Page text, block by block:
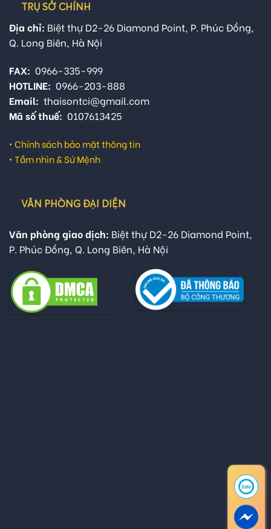
TRỤ SỞ CHÍNH
Địa chỉ: Biệt thự D2-26 Diamond Point, P. Phúc Đồng,
Q. Long Biên, Hà Nội
FAX: 0966-335-999
HOTLINE: 0966-203-888
Email: thaisontci@gmail.com
Mã số thuế: 0107613425
• Chính sách bảo mật thông tin
• Tầm nhìn & Sứ Mệnh
VĂN PHÒNG ĐẠI DIỆN
Văn phòng giao dịch: Biệt thự D2-26 Diamond Point,
P. Phúc Đồng, Q. Long Biên, Hà Nội